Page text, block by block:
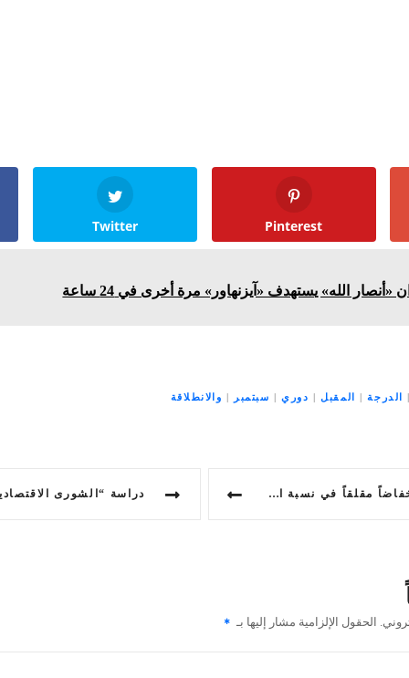
Twitter Pinterest
«أنصار الله» يستهدف «آيزنهاور» مرة أخرى في 24 ساعة
| الدرجة| المقبل | دوري| سبتمبر | والانطلاقة
الباحثين عن عمل لتصل إلى 2.6%
الحقول الإلزامية مشار إليها بـ